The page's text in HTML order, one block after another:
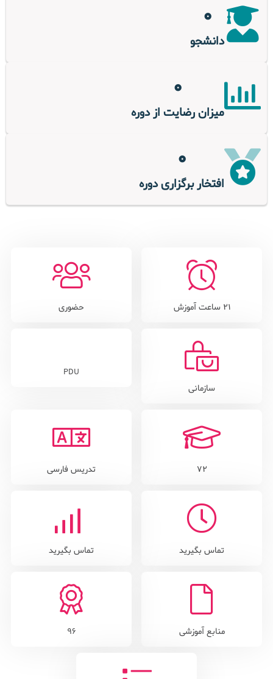
دانشجو
0
میزان رضایت از دوره
0
افتخار برگزاری دوره
0
21 ساعت آموزش حضوری
سازمانی
PDU
72 تدریس فارسی
تماس بگیرید تماس بگیرید
منابع آموزشی 96